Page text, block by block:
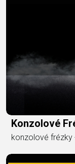
Konzolové
konzolové